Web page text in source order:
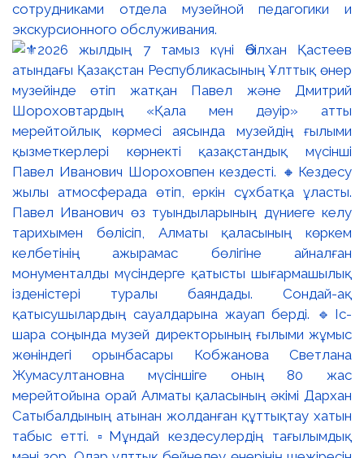
сотрудниками отдела музейной педагогики и
экскурсионного обслуживания.